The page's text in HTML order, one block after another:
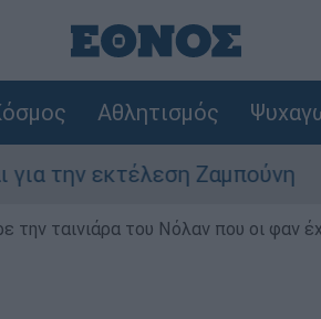
Αθλητισμός
Ζαμπούνη
την ταινιάρα του Νόλαν που οι φαν